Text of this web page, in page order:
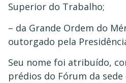
Superior do Trabalho;
– da Grande Ordem do
outorgado pela
Seu nome foi atribuído,
prédios do Fórum da